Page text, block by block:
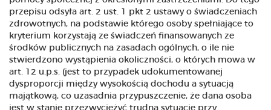
przepisu odsyła art. 2 ust. 1 pkt 2 ustawy o świadczeniach
zdrowotnych, na podstawie którego osoby spełniające to
kryterium korzystają ze świadczeń finansowanych ze
środków publicznych na zasadach ogólnych, o ile nie
stwierdzono wystąpienia okoliczności, o których mowa w
art. 12 u.p.s. (jest to przypadek udokumentowanej
dysproporcji między wysokością dochodu a sytuacją
majątkową, co uzasadnia przypuszczenie, że dana osoba